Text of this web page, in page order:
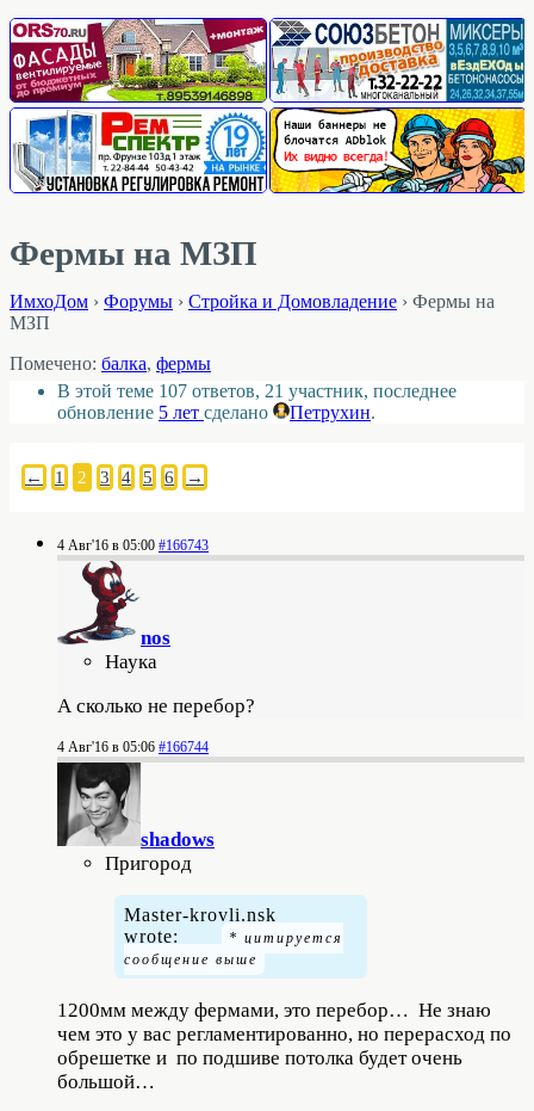
Фермы на МЗП
ИмхоДом › Форумы › Стройка и Домовладение › Фермы на
МЗП
Помечено: балка, фермы
В этой теме 107 ответов, 21 участник, последнее
обновление 5 лет сделано Петрухин.
← 1 2 3 4 5 6 →
4 Авг'16 в 05:00 #166743
nos
Наука
А сколько не перебор?
4 Авг'16 в 05:06 #166744
shadows
Пригород
Master-krovli.nsk
wrote:
1200мм между фермами, это перебор… Не знаю
чем это у вас регламентированно, но перерасход по
обрешетке и по подшиве потолка будет очень
большой…